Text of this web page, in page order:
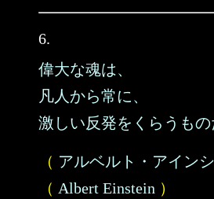
6.
偉大な魂は、
凡人から常に、
激しい反発をくらうもの
（ アルベルト・アイン
（ Albert Einstein ）